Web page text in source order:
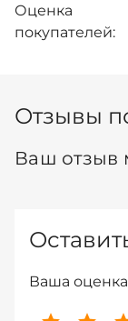
Оценка
покупателей:
Отзывы
Ваш отзыв
Ваша